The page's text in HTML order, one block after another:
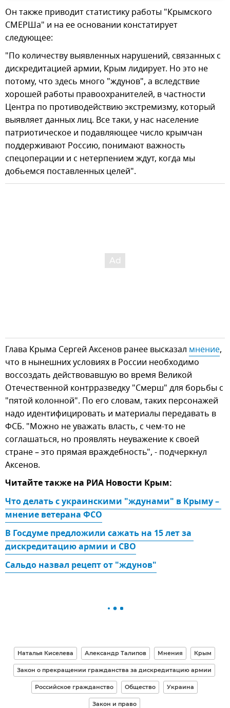
Он также приводит статистику работы "Крымского
СМЕРШа" и на ее основании констатирует
следующее:
"По количеству выявленных нарушений, связанных с
дискредитацией армии, Крым лидирует. Но это не
потому, что здесь много "ждунов", а вследствие
хорошей работы правоохранителей, в частности
Центра по противодействию экстремизму, который
выявляет данных лиц. Все таки, у нас население
патриотическое и подавляющее число крымчан
поддерживают Россию, понимают важность
спецоперации и с нетерпением ждут, когда мы
добьемся поставленных целей".
Глава Крыма Сергей Аксенов ранее высказал мнение,
что в нынешних условиях в России необходимо
воссоздать действовавшую во время Великой
Отечественной контрразведку "Смерш" для борьбы с
"пятой колонной". По его словам, таких персонажей
надо идентифицировать и материалы передавать в
ФСБ. "Можно не уважать власть, с чем-то не
соглашаться, но проявлять неуважение к своей
стране – это прямая враждебность", - подчеркнул
Аксенов.
Читайте также на РИА Новости Крым:
Что делать с украинскими "ждунами" в Крыму –
мнение ветерана ФСО
В Госдуме предложили сажать на 15 лет за
дискредитацию армии и СВО
Сальдо назвал рецепт от "ждунов"
Наталья Киселева Александр Талипов Мнения Крым
Закон о прекращении гражданства за дискредитацию армии
Российское гражданство Общество Украина
Закон и право